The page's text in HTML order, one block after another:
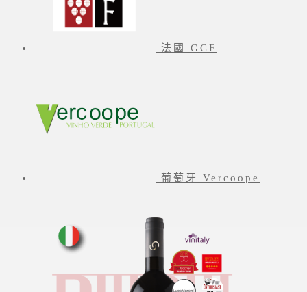
法國 GCF
葡萄牙 Vercoope